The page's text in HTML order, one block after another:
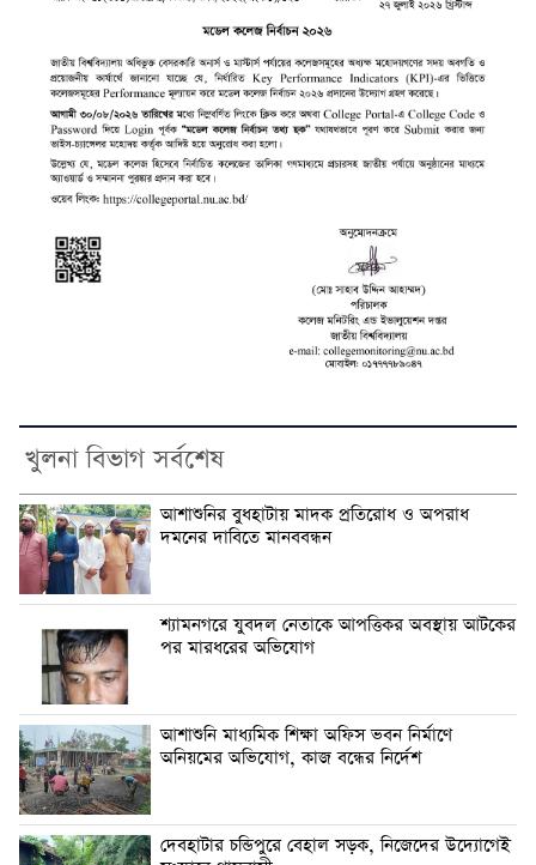
খুলনা বিভাগ সর্বশেষ
আশাশুনির বুধহাটায় মাদক প্রতিরোধ ও অপরাধ
দমনের দাবিতে মানববন্ধন
শ্যামনগরে যুবদল নেতাকে আপত্তিকর অবস্থায় আটকের
পর মারধরের অভিযোগ
আশাশুনি মাধ্যমিক শিক্ষা অফিস ভবন নির্মাণে
অনিয়মের অভিযোগ, কাজ বন্ধের নির্দেশ
দেবহাটার চন্ডিপুরে বেহাল সড়ক, নিজেদের উদ্যোগেই